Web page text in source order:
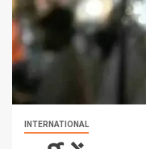
INTERNATIONAL